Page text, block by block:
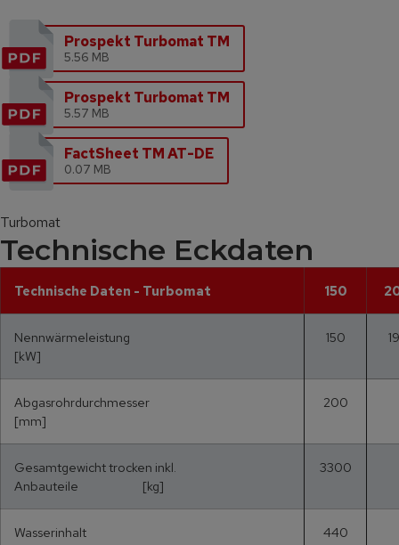
Prospekt Turbomat TM
5.56 MB
Prospekt Turbomat TM
5.57 MB
FactSheet TM AT-DE
0.07 MB
Turbomat
Technische Eckdaten
Technische Daten - Turbomat 150
Nennwärmeleistung
[kW]
150
Abgasrohrdurchmesser
[mm]
200
Gesamtgewicht trocken inkl.
Anbauteile [kg]
3300
Wasserinhalt
440